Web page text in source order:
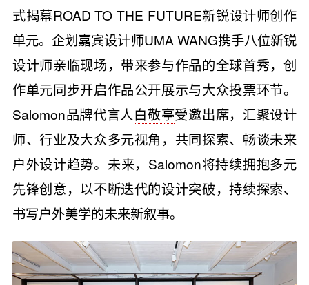
式揭幕ROAD TO THE FUTURE新锐设计师创作
单元。企划嘉宾设计师UMA WANG携手八位新锐
设计师亲临现场，带来参与作品的全球首秀，创
作单元同步开启作品公开展示与大众投票环节。
Salomon品牌代言人白敬亭受邀出席，汇聚设计
师、行业及大众多元视角，共同探索、畅谈未来
户外设计趋势。未来，Salomon将持续拥抱多元
先锋创意，以不断迭代的设计突破，持续探索、
书写户外美学的未来新叙事。